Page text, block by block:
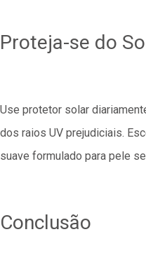
Proteja-se do
Use protetor solar
dos raios UV prejudiciais.
suave formulado para pele
Conclusão